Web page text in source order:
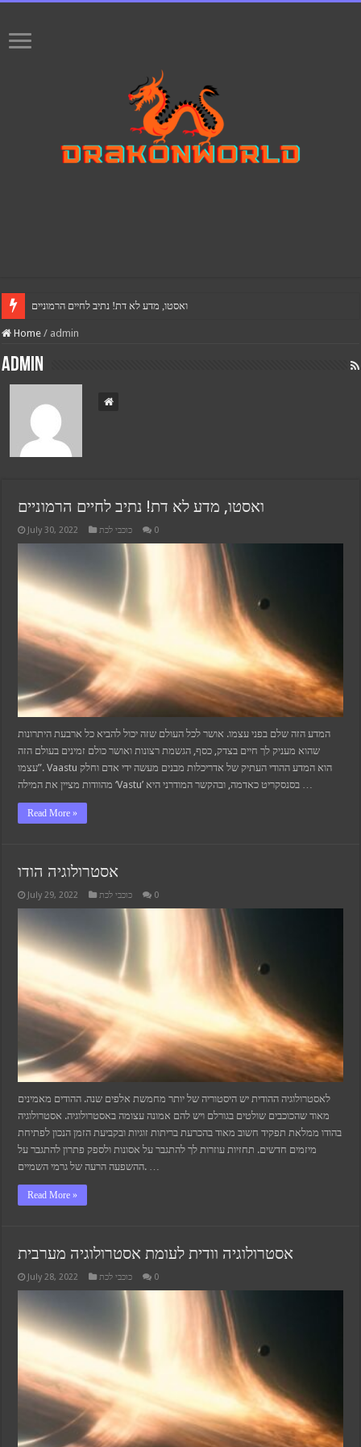
ואסטו, מדע לא דת! נתיב לחיים הרמוניים
Home / admin
admin
ואסטו, מדע לא דת! נתיב לחיים הרמוניים
July 30, 2022 כוכבי לכת 0
המדע הזה שלם בפני עצמו. אושר לכל העולם שזה יכול להביא כל ארבעת היתרונות
שהוא מעניק לך חיים בצדק, כסף, הגשמת רצונות ואושר כולם זמינים בעולם הזה
עצמו”. Vaastu הוא המדע ההודי העתיק של אדריכלות מבנים מעשה ידי אדם וחלק
Read More »
אסטרולוגיה הודו
July 29, 2022 כוכבי לכת 0
לאסטרולוגיה ההודית יש היסטוריה של יותר מחמשת אלפים שנה. ההודים מאמינים
מאוד שהכוכבים שולטים בגורלם ויש להם אמונה עצומה באסטרולוגיה. אסטרולוגיה
בהודו ממלאת תפקיד חשוב מאוד בהכרעת בריתות זוגיות ובקביעת הזמן הנכון לפתיחת
מיזמים חדשים. תחזיות עוזרות לך להתגבר על אסונות ולספק פתרון להתגבר על
ההשפעה הרעה של גרמי השמיים. …
Read More »
אסטרולוגיה וודית לעומת אסטרולוגיה מערבית
July 28, 2022 כוכבי לכת 0